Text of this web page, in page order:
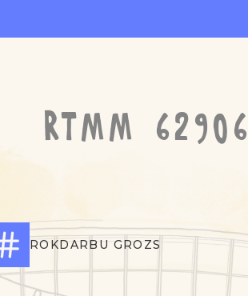
RTMM
ROKDARBU GROZS